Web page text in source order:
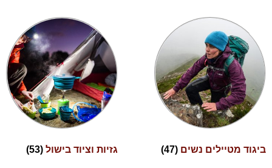
ביגוד מטיילים נשים (47) גזיות וציוד בישול (53)